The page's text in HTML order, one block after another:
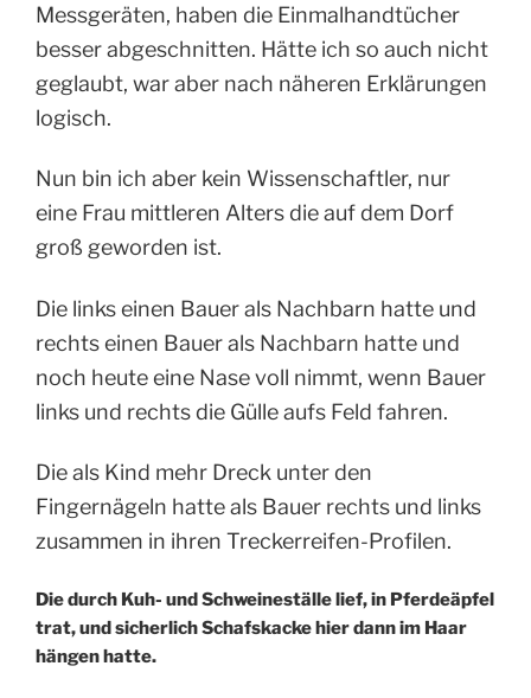
Messgeräten, haben die Einmalhandtücher
besser abgeschnitten. Hätte ich so auch nicht
geglaubt, war aber nach näheren Erklärungen
logisch.
Nun bin ich aber kein Wissenschaftler, nur
eine Frau mittleren Alters die auf dem Dorf
groß geworden ist.
Die links einen Bauer als Nachbarn hatte und
rechts einen Bauer als Nachbarn hatte und
noch heute eine Nase voll nimmt, wenn Bauer
links und rechts die Gülle aufs Feld fahren.
Die als Kind mehr Dreck unter den
Fingernägeln hatte als Bauer rechts und links
zusammen in ihren Treckerreifen-Profilen.
Die durch Kuh- und Schweineställe lief, in Pferdeäpfel
trat, und sicherlich Schafskacke hier dann im Haar
hängen hatte.